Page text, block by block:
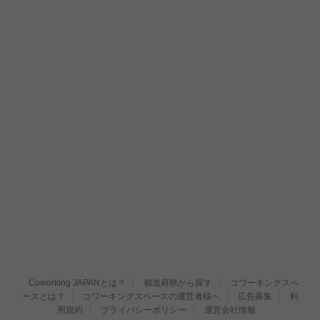
Coworking JAPANとは？ 都道府県から探す
コワーキングスペ
ースとは？
コワーキングスペースの運営者様へ 広告募集
利
用規約
プライバシーポリシー 運営会社情報